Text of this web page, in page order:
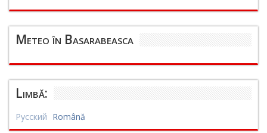
Meteo în Basarabeasca
Limbă:
Русский Română